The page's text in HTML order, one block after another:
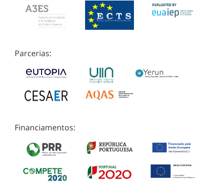
Parcerias:
Financiamentos: